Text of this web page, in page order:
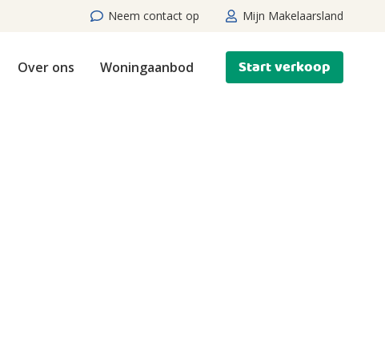
Neem contact op Mijn Makelaarsland
Over ons Woningaanbod Start verkoop